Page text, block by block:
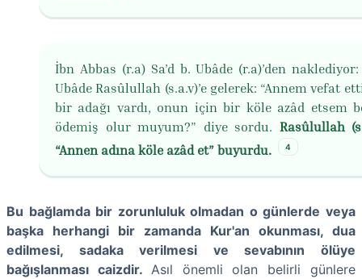
İbn Abbas (r.a) Sa’d b. Ubâde (r.a)’den naklediyor:
Ubâde Rasûlullah (s.a.v)’e gelerek: “Annem vefat
bir adağı vardı, onun için bir köle azâd etsem
ödemiş olur muyum?” diye sordu. Rasûlullah
“Annen adına köle azâd et” buyurdu.
4
Bu bağlamda bir zorunluluk olmadan o günlerde veya
başka herhangi bir zamanda Kur'an okunması, dua
edilmesi, sadaka verilmesi ve sevabının ölüye
bağışlanması caizdir. Asıl önemli olan belirli günlere